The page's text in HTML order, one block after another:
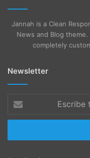
Jannah is a Clean
News and Blog
completely
Newsletter
correo